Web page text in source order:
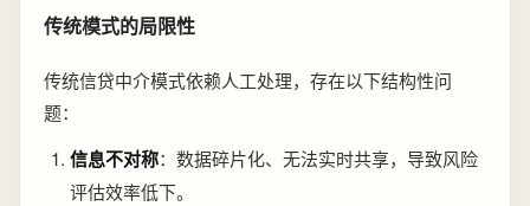
传统模式的局限性
传统信贷中介模式依赖人工处理，存在以下结构性问
题：
信息不对称：数据碎片化、无法实时共享，导致风险
评估效率低下。